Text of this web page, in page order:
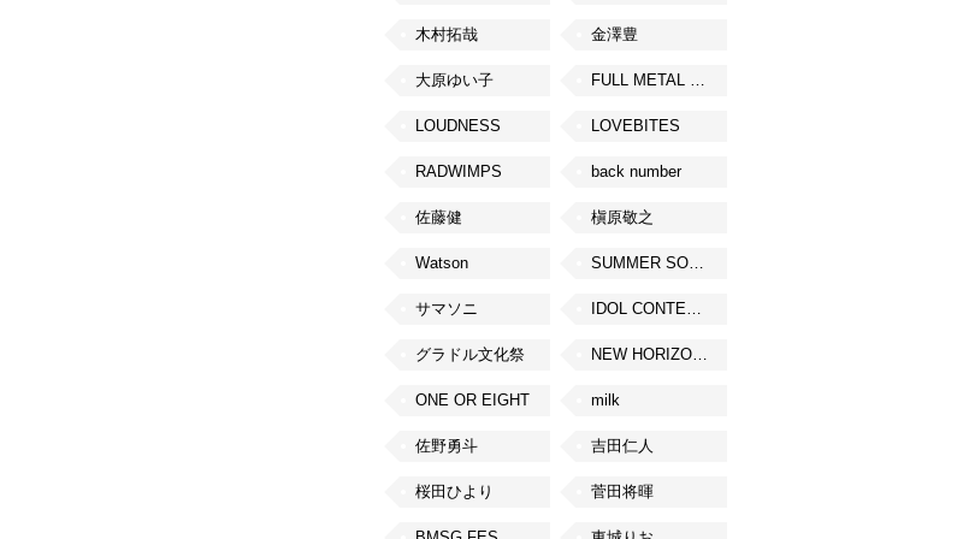
木村拓哉 金澤豊
大原ゆい子 FULL METAL JAPAN 2026
LOUDNESS LOVEBITES
RADWIMPS back number
佐藤健 槇原敬之
Watson SUMMER SONIC
サマソニ IDOL CONTENT EXPO
グラドル文化祭 NEW HORIZON FEST
ONE OR EIGHT milk
佐野勇斗 吉田仁人
桜田ひより 菅田将暉